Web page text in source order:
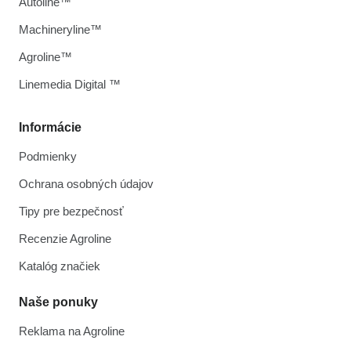
Informácie
Podmienky
Ochrana osobných údajov
Tipy pre bezpečnosť
Recenzie Agroline
Katalóg značiek
Naše ponuky
Reklama na Agroline
Machineryline™
Agroline™
Linemedia Digital ™